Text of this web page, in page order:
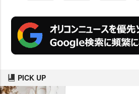
PICK UP